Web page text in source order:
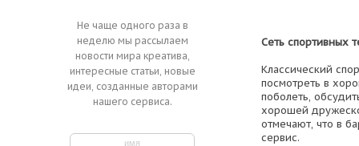
Не чаще одного раза в
неделю мы рассылаем
новости мира креатива,
интересные статьи, новые
идеи, созданные авторами
нашего сервиса.
Сеть спортивных
Классический
посмотреть в
поболеть,
хорошей
отмечают, что в
сервис.